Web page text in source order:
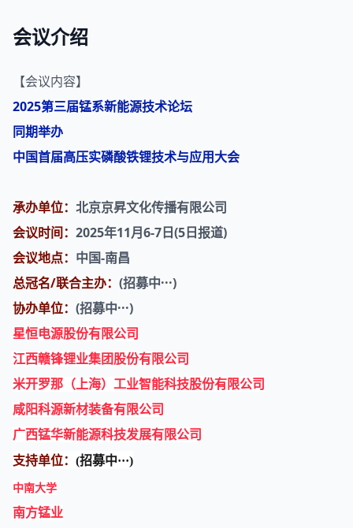
会议介绍
【会议内容】
2025第三届锰系新能源技术论坛
同期举办
中国首届高压实磷酸铁锂技术与应用大会
承办单位： 北京京昇文化传播有限公司
会议时间： 2025年11月6-7日(5日报道)
会议地点： 中国-南昌
总冠名/联合主办： (招募中···)
协办单位： (招募中···)
星恒电源股份有限公司
江西赣锋锂业集团股份有限公司
米开罗那（上海）工业智能科技股份有限公司
咸阳科源新材装备有限公司
广西锰华新能源科技发展有限公司
支持单位： (招募中···)
中南大学
南方锰业